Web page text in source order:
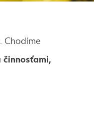
Chodíme
činnosťami,